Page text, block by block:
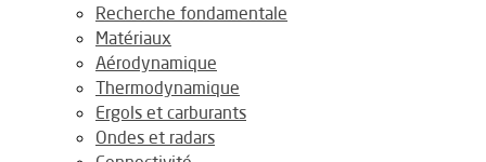
Recherche fondamentale
Matériaux
Aérodynamique
Thermodynamique
Ergols et carburants
Ondes et radars